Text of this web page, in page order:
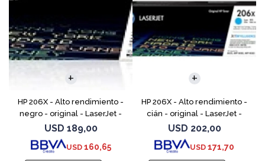
HP 206X - Alto rendimiento -
negro - original - LaserJet -
cartucho de tóner (W2110X) -
para Color LaserJet Pro M255,
M283, MFP
USD 189,00
USD 160,65
HP 206X - Alto rendimiento -
cián - original - LaserJet -
cartucho de tóner (W2111X) -
para Color LaserJet Pro M255,
M283, MFP M
USD 202,00
USD 171,70